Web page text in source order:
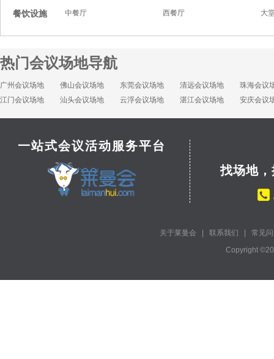
餐饮设施 中餐厅 西餐厅 大
热门会议场地导航
广州会议场地 佛山会议场地 东莞会议场地 清远会议场地
珠海会议
江门会议场地
汕头会议场地 云浮会议场地 湛江会议场地 安庆会议
一站式会议活动服务平台
找场地
关于莱曼会 联系我们
常见
Copyright